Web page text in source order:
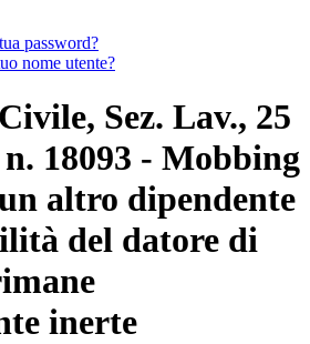
password?
nome utente?
Sez. Lav., 25
18093 - Mobbing
altro dipendente
del datore di
inerte